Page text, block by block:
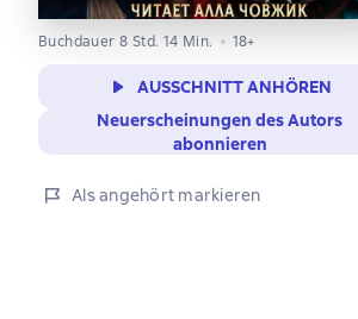
Buchdauer 8 Std. 14 Min. 18+
AUSSCHNITT ANHÖREN
Neuerscheinungen des Autors
abonnieren
Als angehört markieren